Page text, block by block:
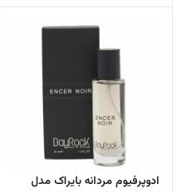
ادوپرفیوم مردانه بایراک مدل